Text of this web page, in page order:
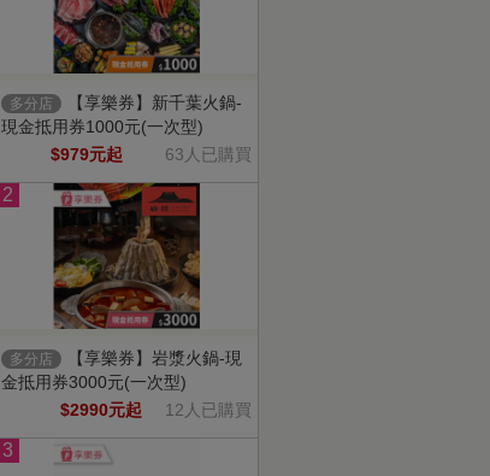
多分店
【享樂券】新千葉火鍋-
現金抵用券1000元(一次型)
$979元起
63人已購買
2
多分店
【享樂券】岩漿火鍋-現
金抵用券3000元(一次型)
$2990元起
12人已購買
3